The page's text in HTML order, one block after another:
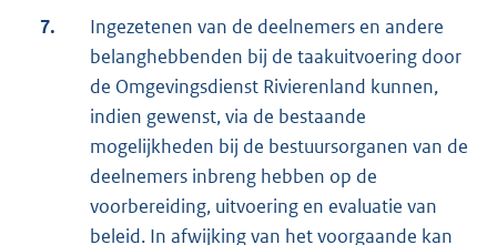
7.
Ingezetenen van de deelnemers en andere
belanghebbenden bij de taakuitvoering door
de Omgevingsdienst Rivierenland kunnen,
indien gewenst, via de bestaande
mogelijkheden bij de bestuursorganen van de
deelnemers inbreng hebben op de
voorbereiding, uitvoering en evaluatie van
beleid. In afwijking van het voorgaande kan